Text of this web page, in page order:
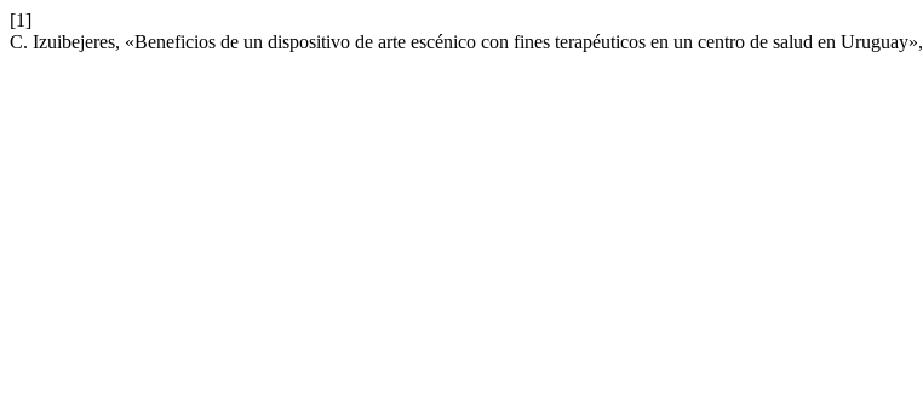
[1]
C. Izuibejeres, «Beneficios de un dispositivo de arte escénico con fines terapéuticos en un centro de salud en Uruguay»,